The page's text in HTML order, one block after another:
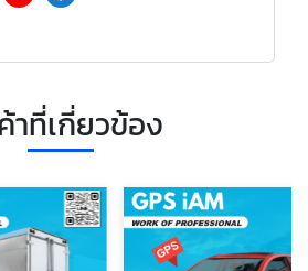
าที่เกี่ยวข้อง